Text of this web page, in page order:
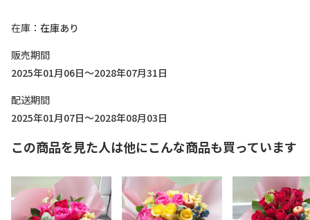
在庫
在庫あり
販売期間
2025年01月06日～2028年07月31日
配送期間
2025年01月07日～2028年08月03日
この商品を見た人は他にこんな商品も買っています